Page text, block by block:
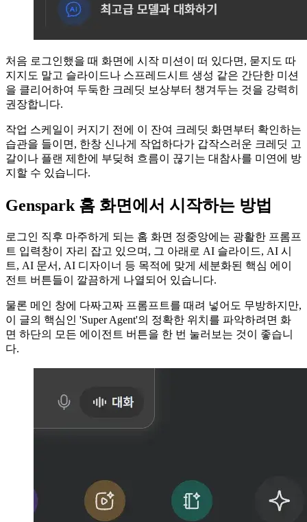
처음 로그인했을 때 화면에 시작 미션이 떠 있다면, 묻지도 따
지지도 말고 슬라이드나 스프레드시트 생성 같은 간단한 미션
을 클리어하여 두둑한 크레딧 보상부터 챙겨두는 것을 강력히
권장합니다.
작업 스케일이 커지기 전에 이 잔여 크레딧 화면부터 확인하는
습관을 들이면, 한창 신나게 작업하다가 갑작스러운 크레딧 고
갈이나 플랜 제한에 부딪혀 흐름이 끊기는 대참사를 미연에 방
지할 수 있습니다.
Genspark 홈 화면에서 시작하는 방법
로그인 직후 마주하게 되는 홈 화면 정중앙에는 광활한 프롬프
트 입력창이 자리 잡고 있으며, 그 아래로 AI 슬라이드, AI 시
트, AI 문서, AI 디자이너 등 목적에 맞게 세분화된 핵심 에이
전트 버튼들이 깔끔하게 나열되어 있습니다.
물론 메인 창에 다짜고짜 프롬프트를 때려 넣어도 무방하지만,
이 글의 핵심인 'Super Agent'의 정확한 위치를 파악하려면 화
면 하단의 모든 에이전트 버튼을 한 번 눌러보는 것이 좋습니
다.